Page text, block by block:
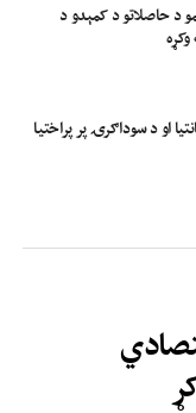
د حاصلاتو د کمېدو د
او د سوداګرۍ پر پراختیا